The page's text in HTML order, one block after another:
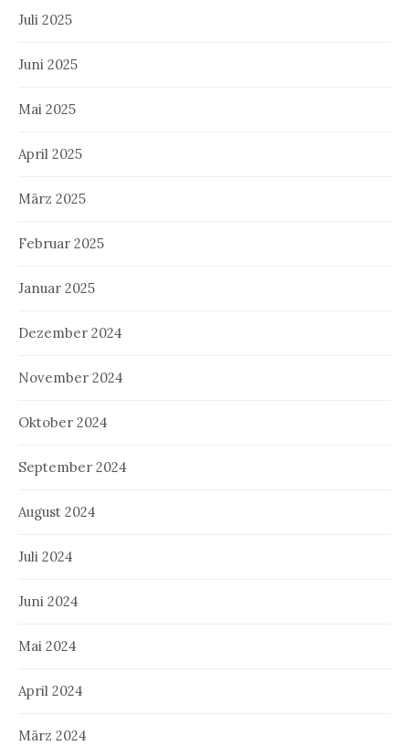
Juli 2025
Juni 2025
Mai 2025
April 2025
März 2025
Februar 2025
Januar 2025
Dezember 2024
November 2024
Oktober 2024
September 2024
August 2024
Juli 2024
Juni 2024
Mai 2024
April 2024
März 2024